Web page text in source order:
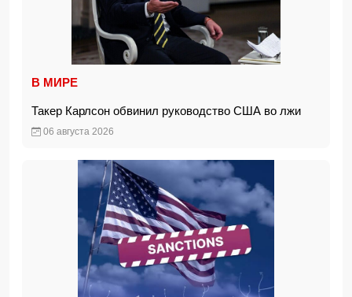
В МИРЕ
Такер Карлсон обвинил руководство США во лжи
06 августа 2026